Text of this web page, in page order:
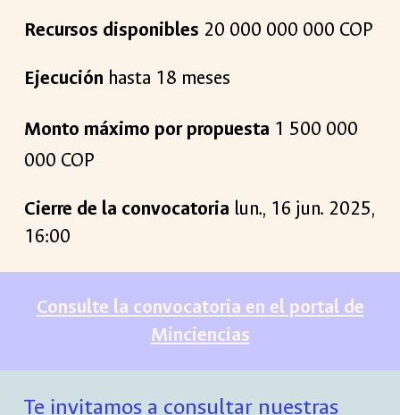
Recursos disponibles 20 000 000 000 COP
Ejecución hasta 18 meses
Monto máximo por propuesta 1 500 000
000 COP
Cierre de la convocatoria lun., 16 jun. 2025,
16:00
Consulte la convocatoria en el portal de
Minciencias
Te invitamos a consultar nuestras